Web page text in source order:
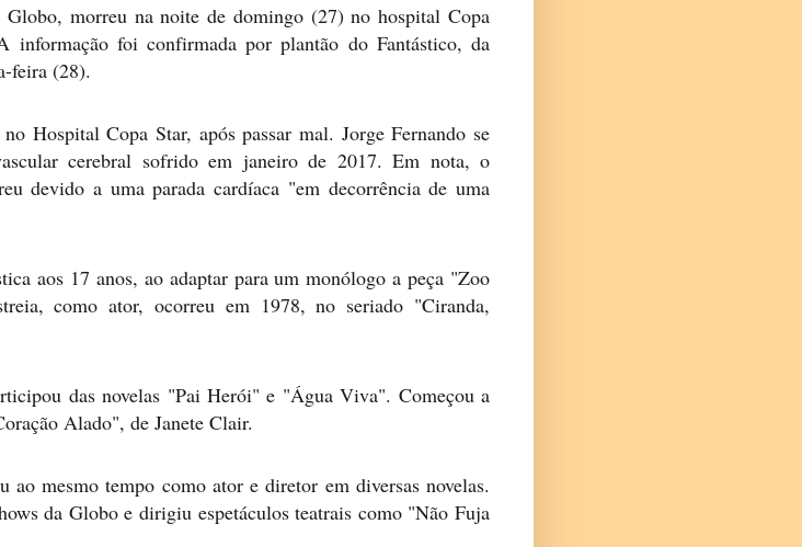
morreu na noite de domingo (27) no hospital Copa
informação foi confirmada por plantão do Fantástico, da
feira (28).
Hospital Copa Star, após passar mal. Jorge Fernando se
cerebral sofrido em janeiro de 2017. Em nota, o
devido a uma parada cardíaca "em decorrência de uma
aos 17 anos, ao adaptar para um monólogo a peça "Zoo
como ator, ocorreu em 1978, no seriado "Ciranda,
das novelas "Pai Herói" e "Água Viva". Começou a
Alado", de Janete Clair.
mesmo tempo como ator e diretor em diversas novelas.
da Globo e dirigiu espetáculos teatrais como "Não Fuja